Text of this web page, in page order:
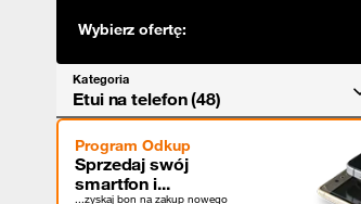
Wybierz ofertę:
Kategoria
Etui na telefon (48)
Program Odkup
Sprzedaj swój
smartfon i...
...zyskaj bon na zakup nowego